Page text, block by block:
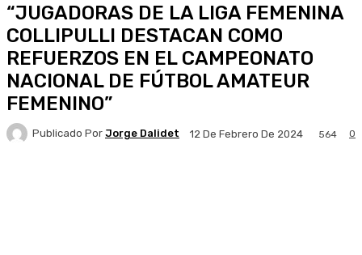
“JUGADORAS DE LA LIGA FEMENINA
COLLIPULLI DESTACAN COMO
REFUERZOS EN EL CAMPEONATO
NACIONAL DE FÚTBOL AMATEUR
FEMENINO”
Publicado Por Jorge Dalidet 12 De Febrero De 2024 0
564